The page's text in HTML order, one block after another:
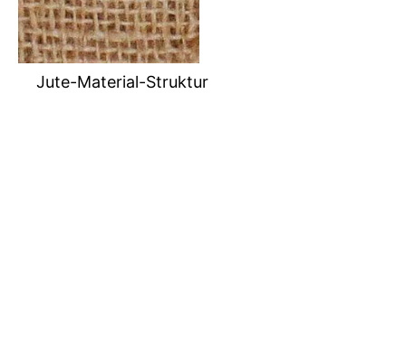
Jute-Material-Struktur